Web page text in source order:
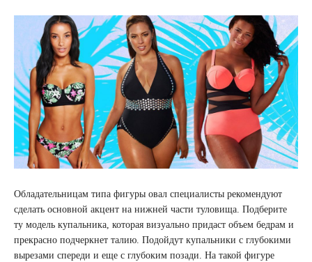
Обладательницам типа фигуры овал специалисты рекомендуют
сделать основной акцент на нижней части туловища. Подберите
ту модель купальника, которая визуально придаст объем бедрам и
прекрасно подчеркнет талию. Подойдут купальники с глубокими
вырезами спереди и еще с глубоким позади. На такой фигуре